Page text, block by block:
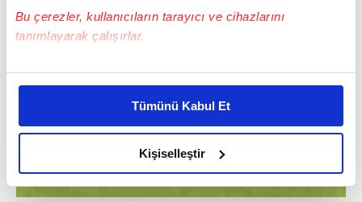
Bu çerezler, kullanıcıların tarayıcı ve cihazlarını
tanımlayarak çalışırlar.
Bu çerezlere izin vermeniz halinde sizlere özel
daha iyi reklam deneyimi yaşatabiliriz. Bunu yaparken
amacımızın size daha iyi bir reklam deneyimi sunmak
olduğunu ve sizlere en iyi içerikleri sunabilmek adına
elimizden gelen çabayı gösterdiğimizi ve bu noktada,
reklamların maliyetlerimizi karşılamak noktasında tek gelir
Tümünü Kabul Et
Kişiselleştir